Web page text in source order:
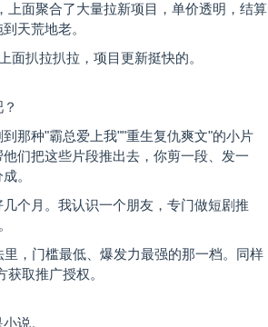
上面聚合了大量拉新项目，单价透明，结算
天荒地老。
面扒拉扒拉，项目更新挺快的。
那种"霸总爱上我""重生复仇爽文"的小片
们把这些片段推出去，你剪一段、发一
。
个月。我认识一个朋友，专门做短剧推
，门槛最低、爆发力最强的那一档。同样
取推广授权。
说。